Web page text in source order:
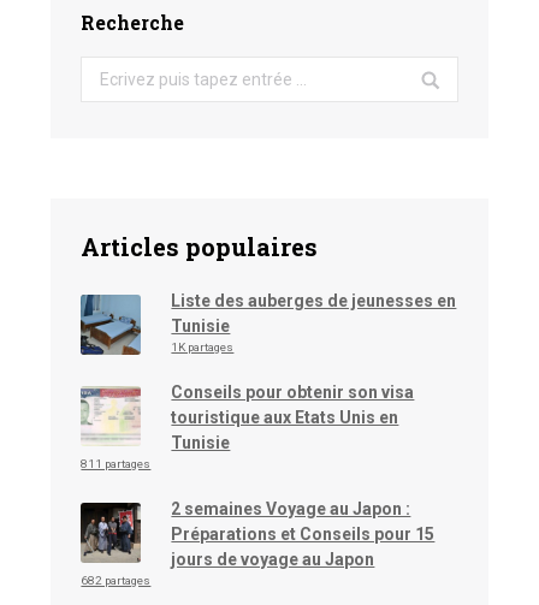
Recherche
Search:
Articles populaires
Liste des auberges de jeunesses en
Tunisie
1K partages
Conseils pour obtenir son visa
touristique aux Etats Unis en
Tunisie
811 partages
2 semaines Voyage au Japon :
Préparations et Conseils pour 15
jours de voyage au Japon
682 partages